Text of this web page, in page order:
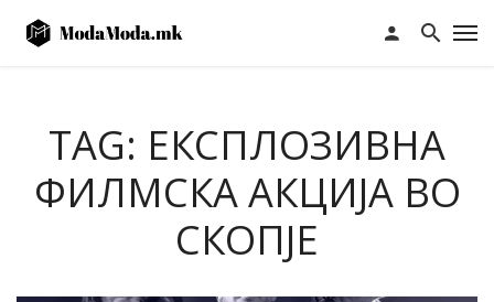
TAG: ЕКСПЛОЗИВНА
ФИЛМСКА АКЦИЈА ВО
СКОПЈЕ